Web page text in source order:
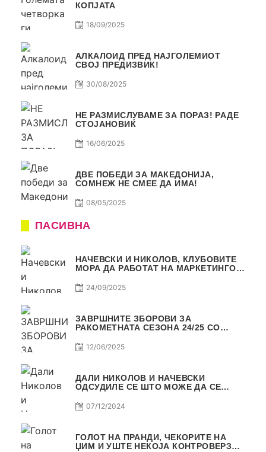
КОПЈАТА
18/09/2025
АЛКАЛОИД ПРЕД НАЈГОЛЕМИОТ
СВОЈ ПРЕДИЗВИК!
30/08/2025
НЕ РАЗМИСЛУВАМЕ ЗА ПОРАЗ! РАДЕ
СТОЈАНОВИЌ
16/06/2025
ДВЕ ПОБЕДИ ЗА МАКЕДОНИЈА,
СОМНЕЖ НЕ СМЕЕ ДА ИМА!
08/05/2025
ПАСИВНА
НАЧЕВСКИ И НИКОЛОВ, КЛУБОВИТЕ
МОРА ДА РАБОТАТ НА МАРКЕТИНГОТ,
24/09/2025
ЗАВРШНИТЕ ЗБОРОВИ ЗА
РАКОМЕТНАТА СЕЗОНА 24/25 СО
12/06/2025
ДАЛИ НИКОЛОВ И НАЧЕВСКИ
ОДСУДИЛЕ СЕ ШТО МОЖЕ ДА СЕ
07/12/2024
ГОЛОТ НА ПРАНДИ, ЧЕКОРИТЕ НА
ЏИМ И УШТЕ НЕКОЈА КОНТРОВЕРЗА !